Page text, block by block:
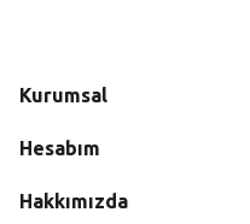
Kurumsal
Hesabım
Hakkımızda